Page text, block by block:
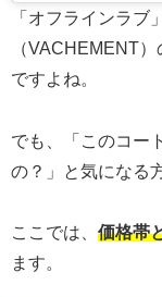
「オフラインラブ
（VACHEMENT
ですよね。
でも、「このコー
の？」と気になる
ここでは、 価格帯
ます。